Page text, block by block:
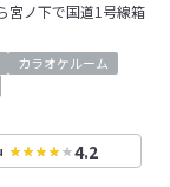
宮ノ下で国道1号線箱
カラオケルーム
4.2